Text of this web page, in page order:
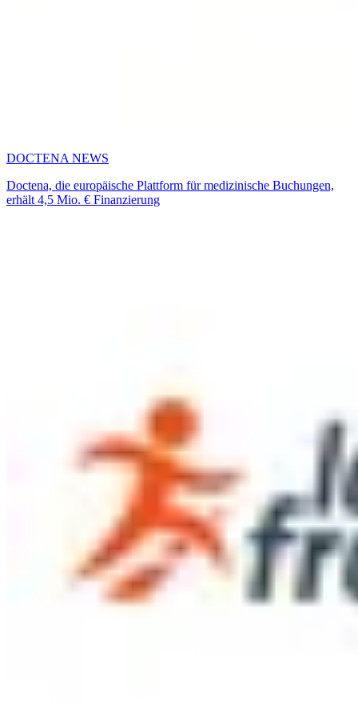
DOCTENA NEWS
Doctena, die europäische Plattform für medizinische Buchungen,
erhält 4,5 Mio. € Finanzierung